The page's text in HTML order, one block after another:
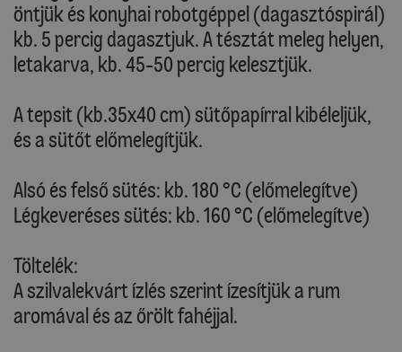
öntjük és konyhai robotgéppel (dagasztóspirál)
kb. 5 percig dagasztjuk. A tésztát meleg helyen,
letakarva, kb. 45-50 percig kelesztjük.
A tepsit (kb.35x40 cm) sütőpapírral kibéleljük,
és a sütőt előmelegítjük.
Alsó és felső sütés: kb. 180 °C (előmelegítve)
Légkeveréses sütés: kb. 160 °C (előmelegítve)
Töltelék:
A szilvalekvárt ízlés szerint ízesítjük a rum
aromával és az őrölt fahéjjal.